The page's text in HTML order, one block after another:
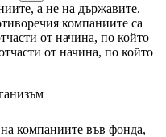
а не на държавите.
компаниите са
от начина, по който
от начина, по който
компаниите във фонда,